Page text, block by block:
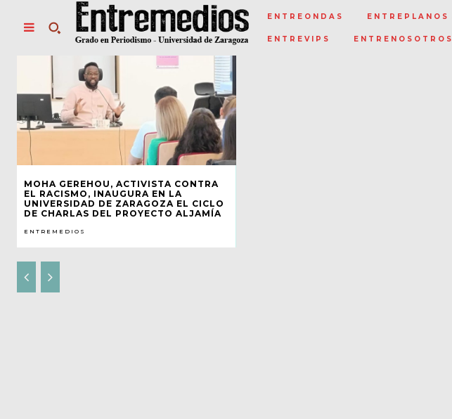
ENTREONDAS ENTREPLANOS
ENTREVIPS ENTRENOSOTROS
MOHA GEREHOU, ACTIVISTA CONTRA
EL RACISMO, INAUGURA EN LA
UNIVERSIDAD DE ZARAGOZA EL CICLO
DE CHARLAS DEL PROYECTO ALJAMÍA
ENTREMEDIOS